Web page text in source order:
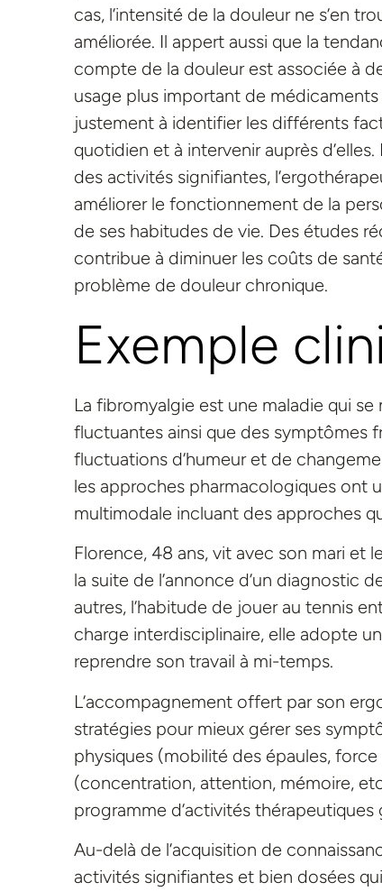
cas, l’intensité de la douleur ne s’en
améliorée. Il appert aussi que la
compte de la douleur est associée à
usage plus important de
justement à identifier les différents
quotidien et à intervenir auprès
des activités signifiantes,
améliorer le fonctionnement de la
de ses habitudes de vie. Des études
contribue à diminuer les coûts de
problème de douleur chronique.
Exemple
La fibromyalgie est une maladie qui
fluctuantes ainsi que des symptômes
fluctuations d’humeur et de
les approches pharmacologiques ont
multimodale incluant des approches
Florence, 48 ans, vit avec son mari et
la suite de l’annonce d’un diagnostic
autres, l’habitude de jouer au tennis
charge interdisciplinaire, elle adopte
reprendre son travail à mi-temps.
L’accompagnement offert par son
stratégies pour mieux gérer ses
physiques (mobilité des épaules,
(concentration, attention, mémoire,
programme d’activités
Au-delà de l’acquisition de
activités signifiantes et bien dosées